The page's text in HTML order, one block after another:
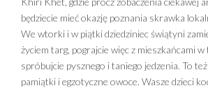
będziecie mieć okazję poznania skrawka
We wtorki i w piątki dziedziniec świątyni
życiem targ, pograjcie więc z mieszkańcami
spróbujcie pysznego i taniego jedzenia. To
pamiątki i egzotyczne owoce. Wasze dzieci